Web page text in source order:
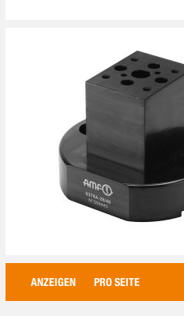
ANZEIGEN PRO SEITE